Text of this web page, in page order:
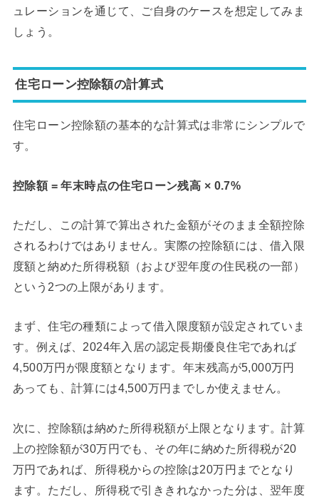
ュレーションを通じて、ご自身のケースを想定してみま
しょう。
住宅ローン控除額の計算式
住宅ローン控除額の基本的な計算式は非常にシンプルで
す。
控除額 = 年末時点の住宅ローン残高 × 0.7%
ただし、この計算で算出された金額がそのまま全額控除
されるわけではありません。実際の控除額には、借入限
度額と納めた所得税額（および翌年度の住民税の一部）
という2つの上限があります。
まず、住宅の種類によって借入限度額が設定されていま
す。例えば、2024年入居の認定長期優良住宅であれば
4,500万円が限度額となります。年末残高が5,000万円
あっても、計算には4,500万円までしか使えません。
次に、控除額は納めた所得税額が上限となります。計算
上の控除額が30万円でも、その年に納めた所得税が20
万円であれば、所得税からの控除は20万円までとなり
ます。ただし、所得税で引ききれなかった分は、翌年度